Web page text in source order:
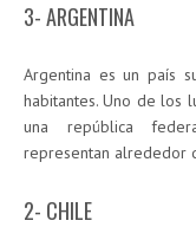
3- ARGENTINA
Argentina es un país
habitantes. Uno de los
una república
representan alrededor
2- CHILE